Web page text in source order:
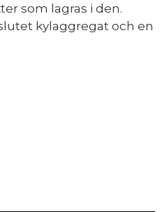
som lagras i den.
kylaggregat och en